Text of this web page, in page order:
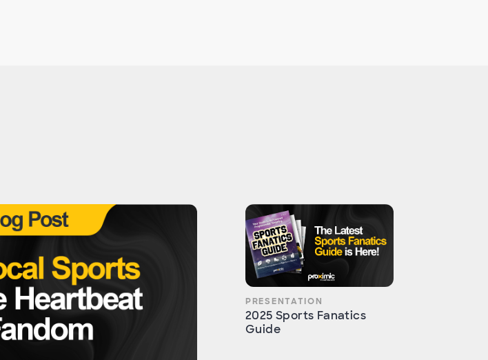
PRESENTATION
2025 Sports Fanatics
Guide